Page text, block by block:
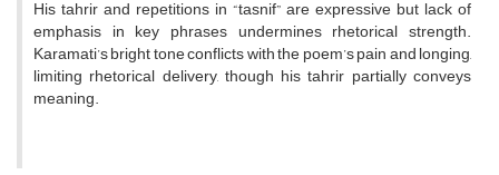
His tahrir and repetitions in “tasnif” are expressive but lack of
emphasis in key phrases undermines rhetorical strength.
Karamati’s bright tone conflicts with the poem’s pain and longing,
limiting rhetorical delivery, though his tahrir partially conveys
meaning.